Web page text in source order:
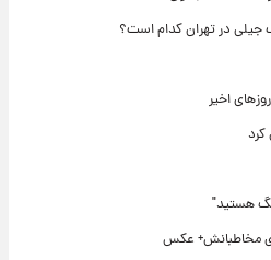
جیلی در تهران کدام است؟
اخیر
هستید"
مخاطبانش+ عکس